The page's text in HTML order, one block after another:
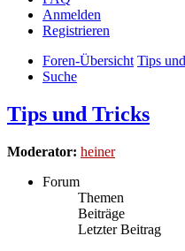
Anmelden
Registrieren
Foren-Übersicht Tips
Suche
Tips und Tricks
Moderator: heiner
Forum
Themen
Beiträge
Letzter Beitrag